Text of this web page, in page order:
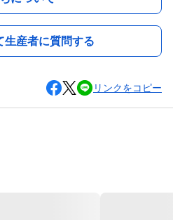
生産者に質問する
リンクをコピー